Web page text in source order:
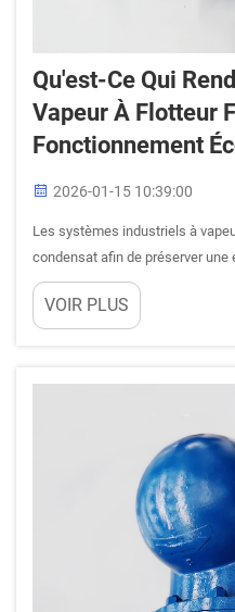
Qu'est-Ce Qui
Vapeur À Flotteur
Fonctionnement
2026-01-15 10:39:00
Les systèmes industriels à
condensat afin de préserver une
pertes énergétiques. Parmi les
du condensat disponibles
VOIR PLUS